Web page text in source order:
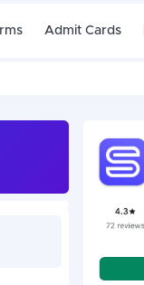
Admit Cards